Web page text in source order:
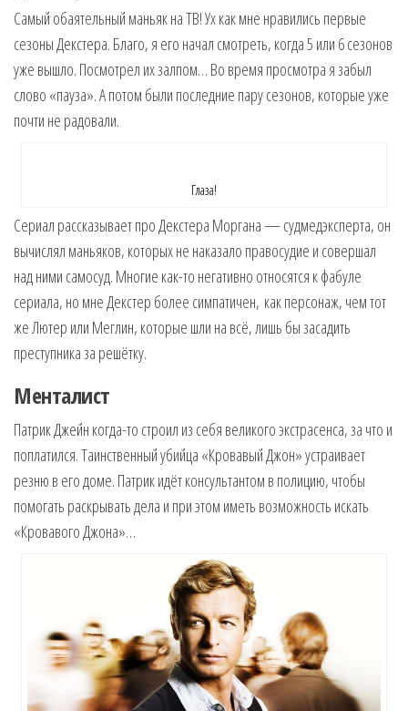
Самый обаятельный маньяк на ТВ! Ух как мне нравились первые
сезоны Декстера. Благо, я его начал смотреть, когда 5 или 6 сезонов
уже вышло. Посмотрел их залпом… Во время просмотра я забыл
слово «пауза». А потом были последние пару сезонов, которые уже
почти не радовали.
Глаза!
Сериал рассказывает про Декстера Моргана — судмедэксперта, он
вычислял маньяков, которых не наказало правосудие и совершал
над ними самосуд. Многие как-то негативно относятся к фабуле
сериала, но мне Декстер более симпатичен, как персонаж, чем тот
же Лютер или Меглин, которые шли на всё, лишь бы засадить
преступника за решётку.
Менталист
Патрик Джейн когда-то строил из себя великого экстрасенса, за что и
поплатился. Таинственный убийца «Кровавый Джон» устраивает
резню в его доме. Патрик идёт консультантом в полицию, чтобы
помогать раскрывать дела и при этом иметь возможность искать
«Кровавого Джона»…